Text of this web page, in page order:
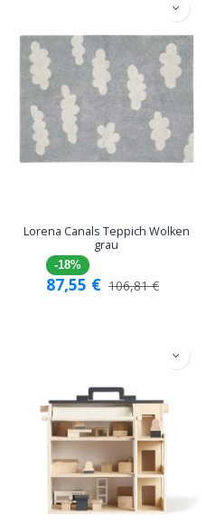
Lorena Canals Teppich Wolken
grau
-18%
87,55 € 106,81€